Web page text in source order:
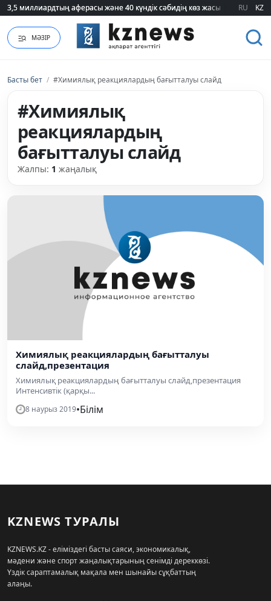
3,5 миллиардтың аферасы және 40 күндік сәбидің көз жасы:
3,5 миллиардтың аферасы және 40 күндік сәбидің көз жасы: RU KZ
МӘЗІР
Басты бет / #Химиялық реакциялардың бағытталуы слайд
#Химиялық
реакциялардың
бағытталуы слайд
Жалпы: 1 жаңалық
Химиялық реакциялардың бағытталуы
слайд,презентация
Химиялық реакциялардың бағытталуы слайд,презентация
Интенсивтік (қарқы...
8 наурыз 2019•Білім
KZNEWS ТУРАЛЫ
KZNEWS.KZ - еліміздегі басты саяси, экономикалық,
мәдени және спорт жаңалықтарының сенімді дереккөзі.
Үздік сараптамалық мақала мен шынайы сұқбаттың
алаңы.